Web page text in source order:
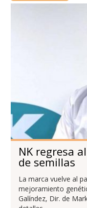
NK regresa
de semillas
La marca vuelve al
mejoramiento
Galíndez, Dir. de